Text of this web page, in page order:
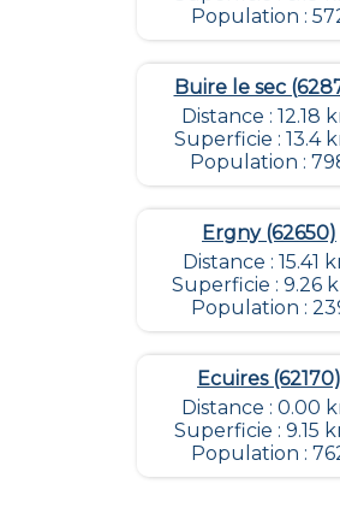
Population :
Buire le sec
Distance : 12.18
Superficie : 13.4
Population :
Ergny (62650)
Distance : 15.41
Superficie : 9.26
Population :
Ecuires (62170)
Distance : 0.00
Superficie : 9.15
Population :